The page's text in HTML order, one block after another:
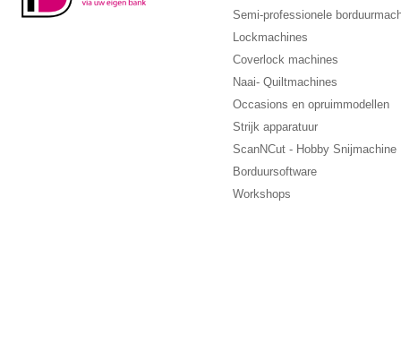
Semi-professionele
Lockmachines
Coverlock machines
Naai- Quiltmachines
Occasions en opruimmodellen
Strijk apparatuur
ScanNCut - Hobby Snijmachine
Borduursoftware
Workshops